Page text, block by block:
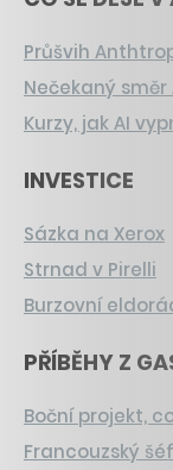
Průšvih
Nečekaný směr
Kurzy, jak AI
INVESTICE
Sázka na Xerox
Strnad v Pirelli
Burzovní
PŘÍBĚHY Z
Boční projekt,
Francouzský